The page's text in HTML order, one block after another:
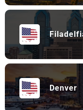
Denver